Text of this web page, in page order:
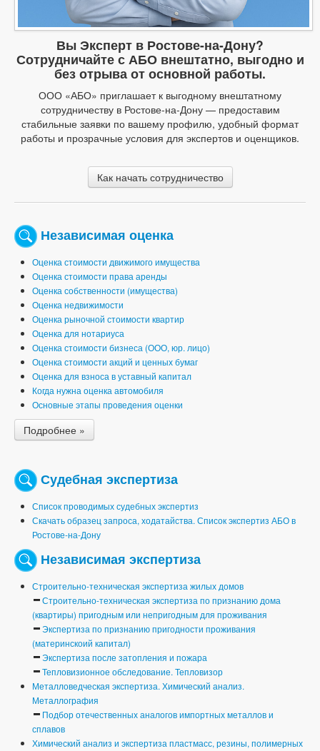
Вы Эксперт в Ростове-на-Дону?
Сотрудничайте с АБО внештатно, выгодно и
без отрыва от основной работы.
ООО «АБО» приглашает к выгодному внештатному
сотрудничеству в Ростове-на-Дону — предоставим
стабильные заявки по вашему профилю, удобный формат
работы и прозрачные условия для экспертов и оценщиков.
Как начать сотрудничество
Независимая оценка
Оценка стоимости движимого имущества
Оценка стоимости права аренды
Оценка собственности (имущества)
Оценка недвижимости
Оценка рыночной стоимости квартир
Оценка для нотариуса
Оценка стоимости бизнеса (ООО, юр. лицо)
Оценка стоимости акций и ценных бумаг
Оценка для взноса в уставный капитал
Когда нужна оценка автомобиля
Основные этапы проведения оценки
Подробнее »
Судебная экспертиза
Список проводимых судебных экспертиз
Скачать образец запроса, ходатайства. Список экспертиз АБО в
Ростове-на-Дону
Независимая экспертиза
Строительно-техническая экспертиза жилых домов
Строительно-техническая экспертиза по признанию дома
(квартиры) пригодным или непригодным для проживания
Экспертиза по признанию пригодности проживания
(материнскоий капитал)
Экспертиза после затопления и пожара
Тепловизионное обследование. Тепловизор
Металловедческая экспертиза. Химический анализ.
Металлография
Подбор отечественных аналогов импортных металлов и
сплавов
Химический анализ и экспертиза пластмасс, резины, полимерных